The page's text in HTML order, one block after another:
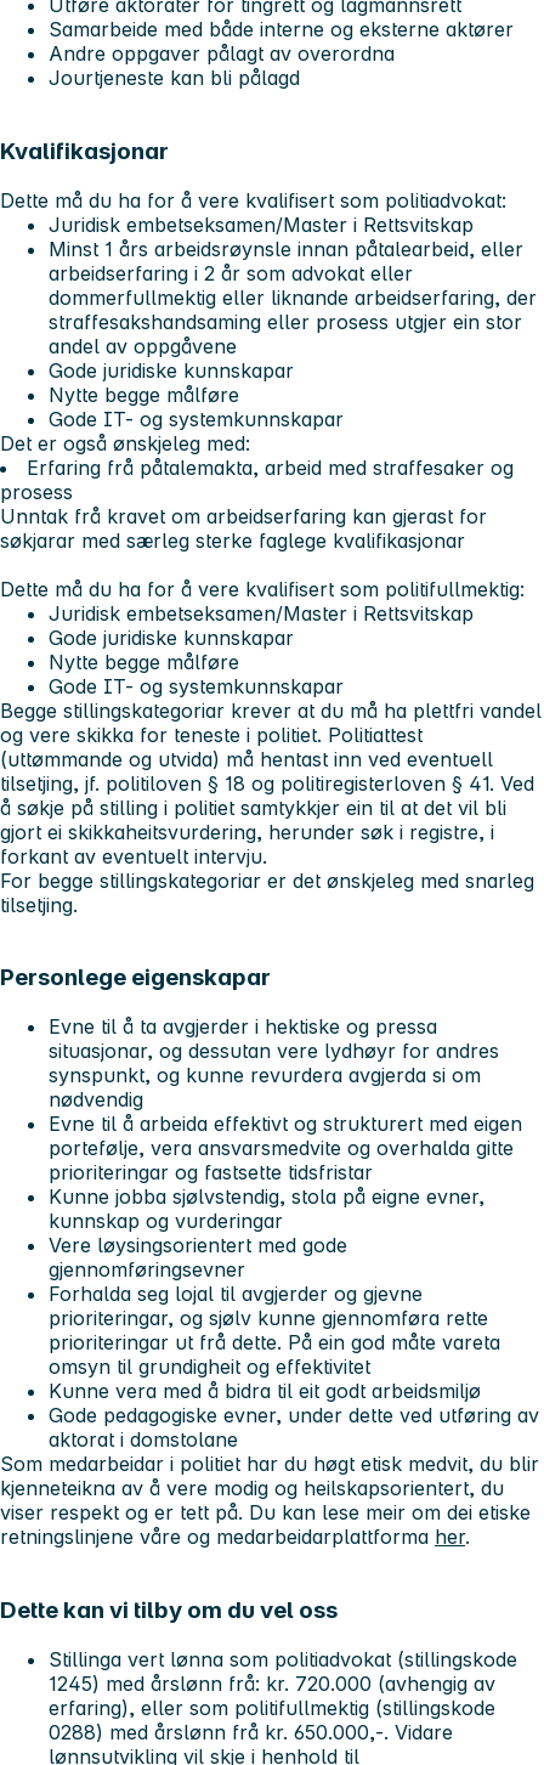
Utføre aktorater for tingrett og lagmannsrett
Samarbeide med både interne og eksterne aktører
Andre oppgaver pålagt av overordna
Jourtjeneste kan bli pålagd
Kvalifikasjonar
Dette må du ha for å vere kvalifisert som politiadvokat:
Juridisk embetseksamen/Master i Rettsvitskap
Minst 1 års arbeidsrøynsle innan påtalearbeid, eller
arbeidserfaring i 2 år som advokat eller
dommerfullmektig eller liknande arbeidserfaring, der
straffesakshandsaming eller prosess utgjer ein stor
andel av oppgåvene
Gode juridiske kunnskapar
Nytte begge målføre
Gode IT- og systemkunnskapar
Det er også ønskjeleg med:
Erfaring frå påtalemakta, arbeid med straffesaker og
prosess
Unntak frå kravet om arbeidserfaring kan gjerast for
søkjarar med særleg sterke faglege kvalifikasjonar
Dette må du ha for å vere kvalifisert som politifullmektig:
Juridisk embetseksamen/Master i Rettsvitskap
Gode juridiske kunnskapar
Nytte begge målføre
Gode IT- og systemkunnskapar
Begge stillingskategoriar krever at du må ha plettfri vandel
og vere skikka for teneste i politiet. Politiattest
(uttømmande og utvida) må hentast inn ved eventuell
tilsetjing, jf. politiloven § 18 og politiregisterloven § 41. Ved
å søkje på stilling i politiet samtykkjer ein til at det vil bli
gjort ei skikkaheitsvurdering, herunder søk i registre, i
forkant av eventuelt intervju.
For begge stillingskategoriar er det ønskjeleg med snarleg
tilsetjing.
Personlege eigenskapar
Evne til å ta avgjerder i hektiske og pressa
situasjonar, og dessutan vere lydhøyr for andres
synspunkt, og kunne revurdera avgjerda si om
nødvendig
Evne til å arbeida effektivt og strukturert med eigen
portefølje, vera ansvarsmedvite og overhalda gitte
prioriteringar og fastsette tidsfristar
Kunne jobba sjølvstendig, stola på eigne evner,
kunnskap og vurderingar
Vere løysingsorientert med gode
gjennomføringsevner
Forhalda seg lojal til avgjerder og gjevne
prioriteringar, og sjølv kunne gjennomføra rette
prioriteringar ut frå dette. På ein god måte vareta
omsyn til grundigheit og effektivitet
Kunne vera med å bidra til eit godt arbeidsmiljø
Gode pedagogiske evner, under dette ved utføring av
aktorat i domstolane
Som medarbeidar i politiet har du høgt etisk medvit, du blir
kjenneteikna av å vere modig og heilskapsorientert, du
viser respekt og er tett på. Du kan lese meir om dei etiske
retningslinjene våre og medarbeidarplattforma her.
Dette kan vi tilby om du vel oss
Stillinga vert lønna som politiadvokat (stillingskode
1245) med årslønn frå: kr. 720.000 (avhengig av
erfaring), eller som politifullmektig (stillingskode
0288) med årslønn frå kr. 650.000,-. Vidare
lønnsutvikling vil skje i henhold til